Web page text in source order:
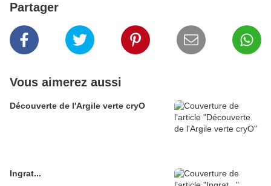
Partager
Vous aimerez aussi
Découverte de l'Argile verte cryO
Ingrat...